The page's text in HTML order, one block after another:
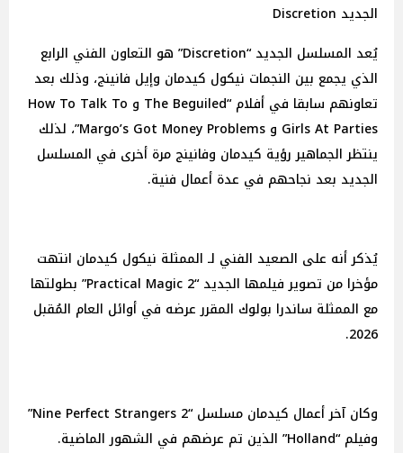
الجديد Discretion
يُعد المسلسل الجديد “Discretion” هو التعاون الفني الرابع
الذي يجمع بين النجمات نيكول كيدمان وإيل فانينج، وذلك بعد
تعاونهم سابقا في أفلام “The Beguiled و How To Talk To
Girls At Parties و Margo’s Got Money Problems”، لذلك
ينتظر الجماهير رؤية كيدمان وفانينج مرة أخرى في المسلسل
الجديد بعد نجاحهم في عدة أعمال فنية.
يُذكر أنه على الصعيد الفني لـ الممثلة نيكول كيدمان انتهت
مؤخرا من تصوير فيلمها الجديد “Practical Magic 2” بطولتها
مع الممثلة ساندرا بولوك المقرر عرضه في أوائل العام المُقبل
2026.
وكان آخر أعمال كيدمان مسلسل “2 Nine Perfect Strangers”
وفيلم “Holland” الذين تم عرضهم في الشهور الماضية.